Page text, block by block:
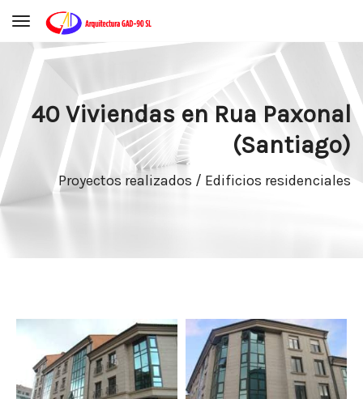
Toggle navigation
40 Viviendas en Rua Paxonal
(Santiago)
Proyectos realizados / Edificios residenciales